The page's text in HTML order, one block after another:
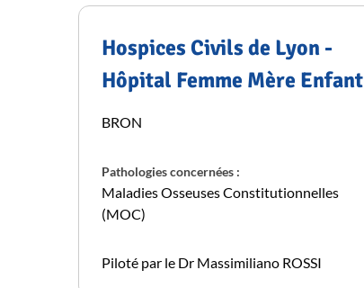
Hospices Civils de Lyon -
Hôpital Femme Mère Enfant
BRON
Pathologies concernées :
Maladies Osseuses Constitutionnelles
(MOC)
Piloté par le Dr Massimiliano ROSSI